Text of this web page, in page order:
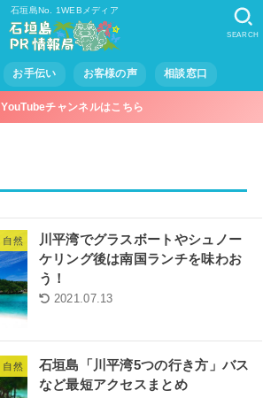
石垣島No. 1WEBメディア
お手伝い お客様の声 相談窓口
SEARCH
YouTubeチャンネルはこちら
自然
川平湾でグラスボートやシュノー
ケリング後は南国ランチを味わお
う！
2021.07.13
自然
石垣島「川平湾5つの行き方」バス
など最短アクセスまとめ